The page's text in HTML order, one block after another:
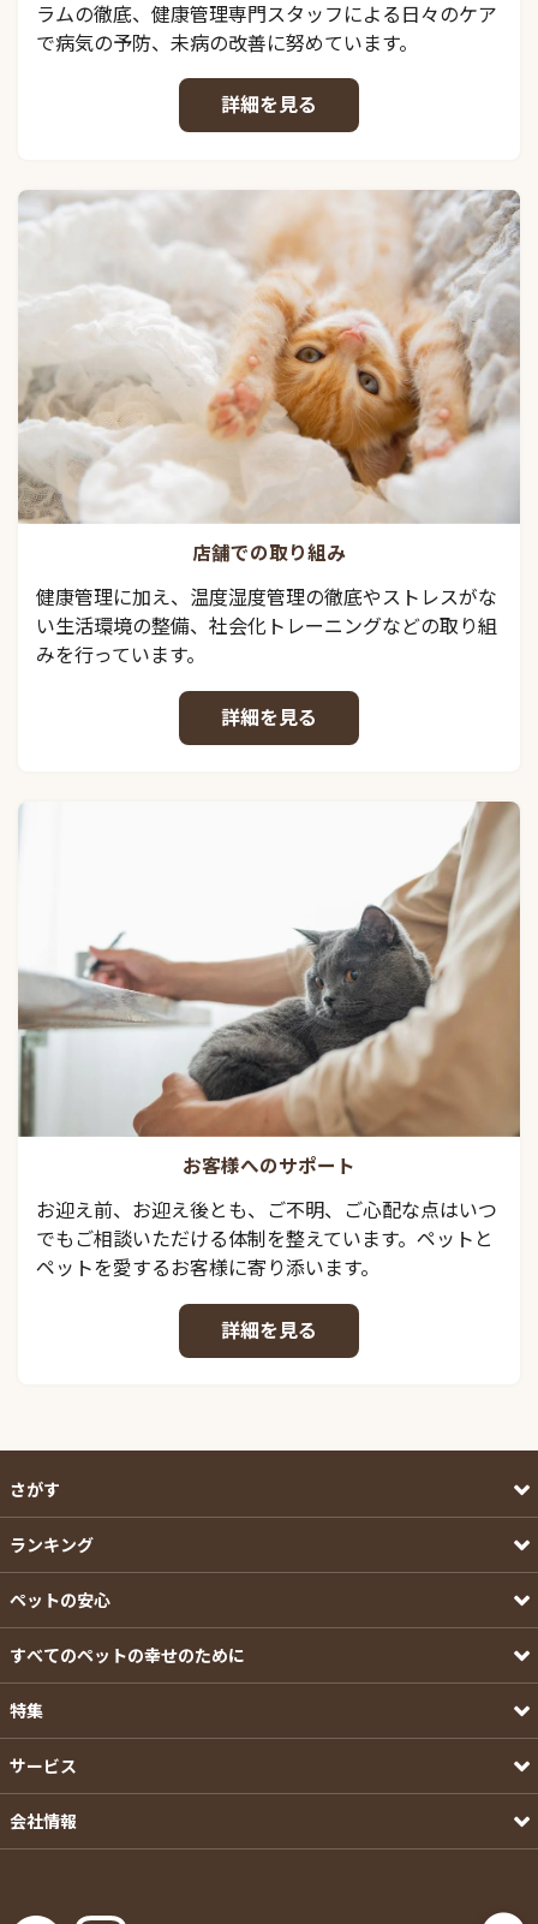
ラムの徹底、健康管理専門スタッフによる日々のケア
で病気の予防、未病の改善に努めています。
詳細を見る
店舗での取り組み
健康管理に加え、温度湿度管理の徹底やストレスがな
い生活環境の整備、社会化トレーニングなどの取り組
みを行っています。
詳細を見る
お客様へのサポート
お迎え前、お迎え後とも、ご不明、ご心配な点はいつ
でもご相談いただける体制を整えています。ペットと
ペットを愛するお客様に寄り添います。
詳細を見る
さがす
ランキング
ペットの安心
すべてのペットの幸せのために
特集
サービス
会社情報